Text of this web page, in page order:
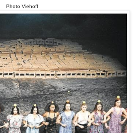
Photo Viehoff